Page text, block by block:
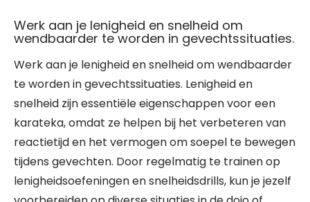
Werk aan je lenigheid en snelheid om
wendbaarder te worden in gevechtssituaties.
Werk aan je lenigheid en snelheid om wendbaarder
te worden in gevechtssituaties. Lenigheid en
snelheid zijn essentiële eigenschappen voor een
karateka, omdat ze helpen bij het verbeteren van
reactietijd en het vermogen om soepel te bewegen
tijdens gevechten. Door regelmatig te trainen op
lenigheidsoefeningen en snelheidsdrills, kun je jezelf